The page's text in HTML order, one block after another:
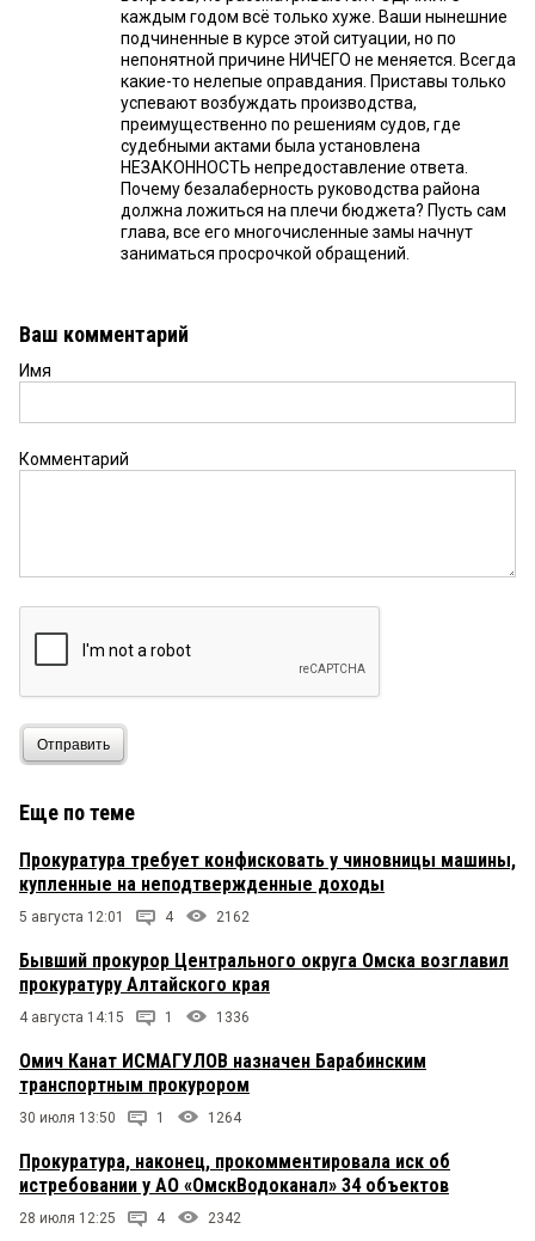
каждым годом всё только хуже. Ваши нынешние
подчиненные в курсе этой ситуации, но по
непонятной причине НИЧЕГО не меняется. Всегда
какие-то нелепые оправдания. Приставы только
успевают возбуждать производства,
преимущественно по решениям судов, где
судебными актами была установлена
НЕЗАКОННОСТЬ непредоставление ответа.
Почему безалаберность руководства района
должна ложиться на плечи бюджета? Пусть сам
глава, все его многочисленные замы начнут
заниматься просрочкой обращений.
Ваш комментарий
Имя
Комментарий
Отправить
Еще по теме
Прокуратура требует конфисковать у чиновницы машины,
купленные на неподтвержденные доходы
5 августа 12:01 4 2162
Бывший прокурор Центрального округа Омска возглавил
прокуратуру Алтайского края
4 августа 14:15 1 1336
Омич Канат ИСМАГУЛОВ назначен Барабинским
транспортным прокурором
30 июля 13:50 1 1264
Прокуратура, наконец, прокомментировала иск об
истребовании у АО «ОмскВодоканал» 34 объектов
28 июля 12:25 4 2342